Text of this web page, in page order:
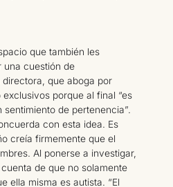
que también les
una cuestión de
que aboga por
porque al final “es
de pertenencia”.
con esta idea. Es
creía firmemente que el
Al ponerse a investigar,
de que no solamente
ella misma es autista. “El